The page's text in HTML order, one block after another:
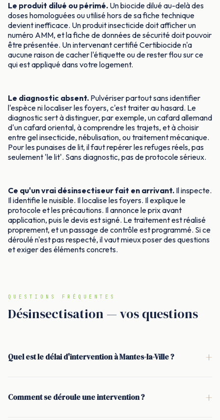
Le produit dilué ou périmé. Un biocide dilué au-delà des
doses homologuées ou utilisé hors de sa fiche technique
devient inefficace. Un produit insecticide doit afficher un
numéro AMM, et la fiche de données de sécurité doit pouvoir
être présentée. Un intervenant certifié Certibiocide n'a
aucune raison de cacher l'étiquette ou de rester flou sur ce
qui est appliqué dans votre logement.
Le diagnostic absent. Pulvériser partout sans identifier
l'espèce ni localiser les foyers, c'est traiter au hasard. Le
diagnostic sert à distinguer, par exemple, un cafard allemand
d'un cafard oriental, à comprendre les trajets, et à choisir
entre gel insecticide, nébulisation, ou traitement mécanique.
Pour les punaises de lit, il faut repérer les refuges réels, pas
seulement 'le lit'. Sans diagnostic, pas de protocole sérieux.
Ce qu'un vrai désinsectiseur fait en arrivant. Il inspecte.
Il identifie le nuisible. Il localise les foyers. Il explique le
protocole et les précautions. Il annonce le prix avant
application, puis le devis est signé. Le traitement est réalisé
proprement, et un passage de contrôle est programmé. Si ce
déroulé n'est pas respecté, il vaut mieux poser des questions
et exiger des éléments concrets.
QUESTIONS FRÉQUENTES
Désinsectisation — vos questions
Quel est le délai d'intervention à Mantes-la-Ville ? +
impossible, nid de guêpes ou frelons dangereux, activité de
Comment se déroule une intervention ? +